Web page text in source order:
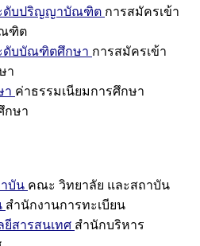
ะดับปริญญาบัณฑิต การสมัครเข้า
ฑิต
ดับบัณฑิตศึกษา การสมัครเข้า
า
า ค่าธรรมเนียมการศึกษา
กษา
บัน คณะ วิทยาลัย และสถาบัน
สำนักงานการทะเบียน
ยีสารสนเทศ สำนักบริหาร